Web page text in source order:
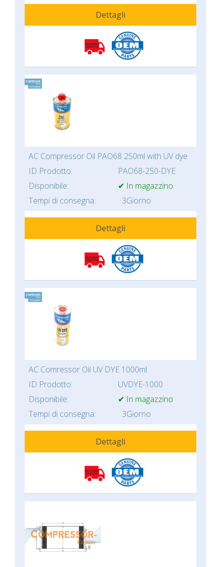
Dettagli
AC Compressor Oil PAO68 250ml with UV dye
ID Prodotto:
PAO68-250-DYE
Disponibile:
✔ In magazzino
Tempi di consegna:
3Giorno
Dettagli
AC Comressor Oil UV DYE 1000ml
ID Prodotto:
UVDYE-1000
Disponibile:
✔ In magazzino
Tempi di consegna:
3Giorno
Dettagli